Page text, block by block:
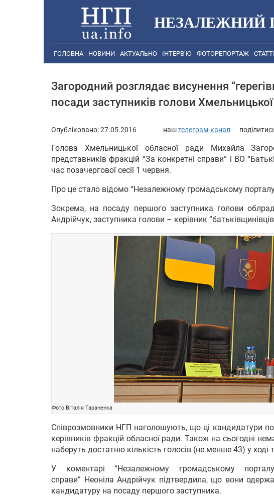
НЕЗАЛЕЖНИЙ
ГОЛОВНА НОВИНИ АКТУАЛЬНО ІНТЕРВ’Ю ФОТОРЕПОРТАЖ СТАТТІ
Загородний розглядає висунення
посади заступників голови
Опубліковано:27.05.2016 наштелеграм-канал
Голова Хмельницької обласної ради Михайла
представників фракцій “За конкретні справи” і ВО
час позачергової сесії 1 червня.
Про це стало відомо “Незалежному громадському
Зокрема, на посаду першого заступника голови
Андрійчук, заступника голови – керівник
Фото Віталія Тараненка
Співрозмовники НГП наголошують, що ці кандидатури
керівників фракцій обласної ради. Також на сьогодні
наберуть достатню кількість голосів (не менше 43) у ході
У коментарі “Незалежному громадському
справи” Неоніла Андрійчук підтвердила, що вони
кандидатуру на посаду першого заступника.